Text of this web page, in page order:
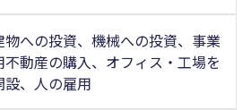
物への投資、機械への投資、事業
不動産の購入、オフィス・工場を
設、人の雇用